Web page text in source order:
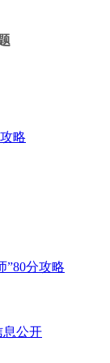
略
”80分攻略
息公开